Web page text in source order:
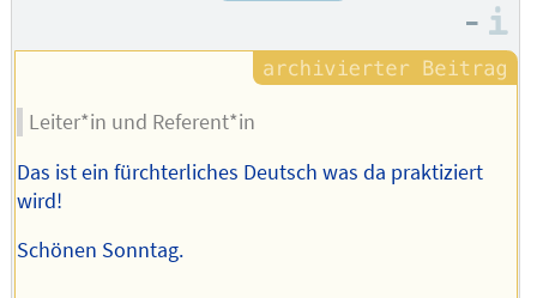
Autors
–
Leiter*in und Referent*in
Das ist ein fürchterliches Deutsch was da praktiziert
wird!
Schönen Sonntag.